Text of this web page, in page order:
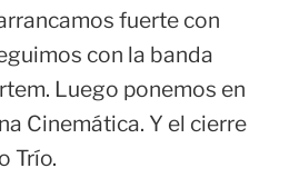
fuerte con
con la banda
Luego ponemos en
Cinemática. Y el cierre
Trío.